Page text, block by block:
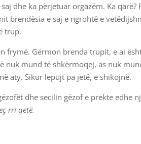
dhe ka përjetuar orgazëm. Ka
brendësia e saj e ngrohtë e
trup.
frymë. Gërmon brenda trupit, e ai
nuk mund të shkërmoqej, as nuk
aty. Sikur lepujt pa jetë, e shikojnë.
dhe secilin gëzof e prekte edhe
rri qetë.